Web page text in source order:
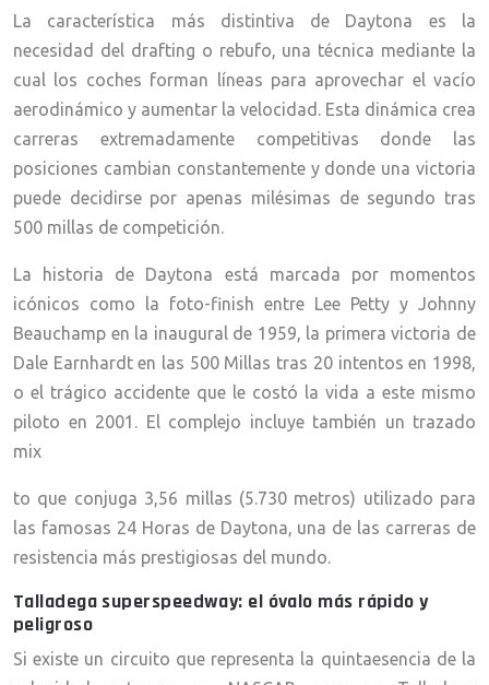
La característica más distintiva de Daytona es la
necesidad del drafting o rebufo, una técnica mediante la
cual los coches forman líneas para aprovechar el vacío
aerodinámico y aumentar la velocidad. Esta dinámica crea
carreras extremadamente competitivas donde las
posiciones cambian constantemente y donde una victoria
puede decidirse por apenas milésimas de segundo tras
500 millas de competición.
La historia de Daytona está marcada por momentos
icónicos como la foto-finish entre Lee Petty y Johnny
Beauchamp en la inaugural de 1959, la primera victoria de
Dale Earnhardt en las 500 Millas tras 20 intentos en 1998,
o el trágico accidente que le costó la vida a este mismo
piloto en 2001. El complejo incluye también un trazado
mix
to que conjuga 3,56 millas (5.730 metros) utilizado para
las famosas 24 Horas de Daytona, una de las carreras de
resistencia más prestigiosas del mundo.
Talladega superspeedway: el óvalo más rápido y
peligroso
Si existe un circuito que representa la quintaesencia de la